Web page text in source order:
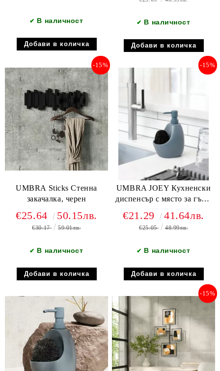
✔ В наличност ✔ В наличност
UMBRA Sticks Стенна
закачалка, черен
-15%
€25.64 50.15лв.
€30.17 59.01лв.
✔ В наличност
UMBRA JOEY Кухненски
диспенсър с място за гъба,
-15%
€21.29 41.64лв.
€25.05 48.99лв.
✔ В наличност
-15%